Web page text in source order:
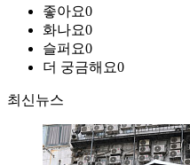
좋아요0
화나요0
슬퍼요0
더 궁금해요0
최신뉴스